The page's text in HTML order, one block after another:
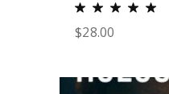
$28.00